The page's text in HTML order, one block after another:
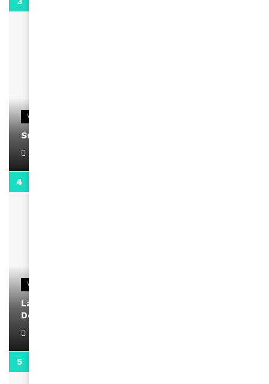
VIDEOS
Support Black Business Wee-kend
VIDEOS
La rubrique santé speciale coronavirus du
Docteur Makanda